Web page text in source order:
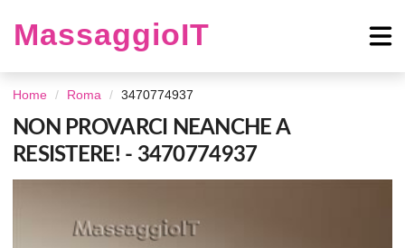
MassaggioIT
Home Roma 3470774937
NON PROVARCI NEANCHE A
RESISTERE! - 3470774937